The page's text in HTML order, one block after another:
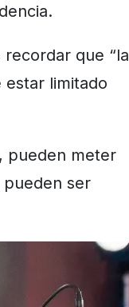
que “la
estar limitado
pueden meter
ser